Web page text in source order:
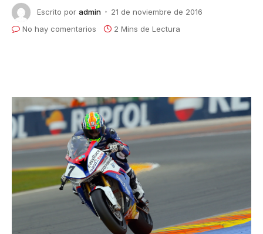
Escrito por admin
21 de noviembre de 2016
No hay comentarios
2 Mins de Lectura